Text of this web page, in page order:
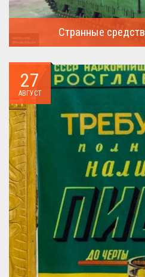
Странные
27
АВГУСТ